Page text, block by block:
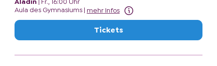
Aladin
Fr., 16:00 Uhr
Aula des Gymnasiums
mehr Infos
Tickets